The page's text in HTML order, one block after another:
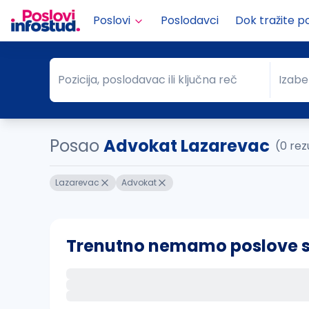
Poslovi Poslodavci Dok tražite
Pozicija, poslodavac ili ključna reč
Pozicija, poslodavac ili ključna reč Grad
PosaoAdvokat Lazarevac (0
Lazarevac Advokat
Trenutno nemamo poslove